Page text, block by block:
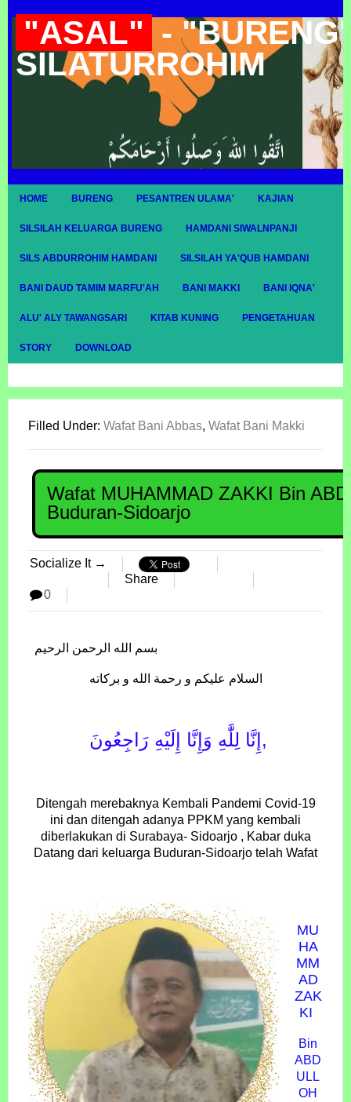
"ASAL" -
SILATURROHIM
HOME BURENG PESANTREN ULAMA' KAJIAN
SILSILAH KELUARGA BURENG HAMDANI SIWALNPANJI
SILS ABDURROHIM HAMDANI SILSILAH YA'QUB HAMDANI
BANI DAUD TAMIM MARFU'AH BANI MAKKI BANI IQNA'
ALU' ALY TAWANGSARI KITAB KUNING PENGETAHUAN
STORY DOWNLOAD
Filled Under: Wafat Bani Abbas, Wafat Bani Makki
Wafat MUHAMMAD ZAKKI Bin
Buduran-Sidoarjo
Socialize It →
Share
0
بسم الله الرحمن الرحيم
السلام عليكم و رحمة الله و بركاته
إِنَّا لِلَّٰهِ وَإِنَّا إِلَيْهِ رَاجِعُونَ‎,
Ditengah merebaknya Kembali Pandemi Covid-19
ini dan ditengah adanya PPKM yang kembali
diberlakukan di Surabaya- Sidoarjo , Kabar duka
Datang dari keluarga Buduran-Sidoarjo telah Wafat
MU
HA
MM
AD
ZAK
KI
Bin
ABD
ULL
OH